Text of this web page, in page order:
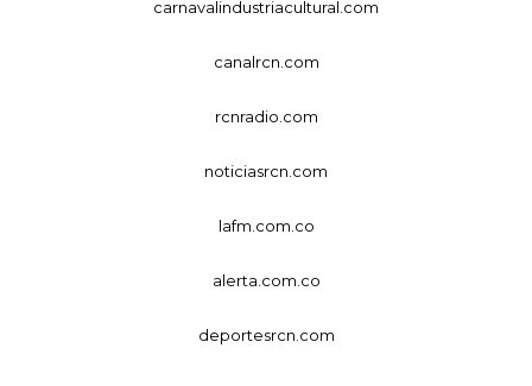
carnavalindustriacultural.com
canalrcn.com
rcnradio.com
noticiasrcn.com
lafm.com.co
alerta.com.co
deportesrcn.com